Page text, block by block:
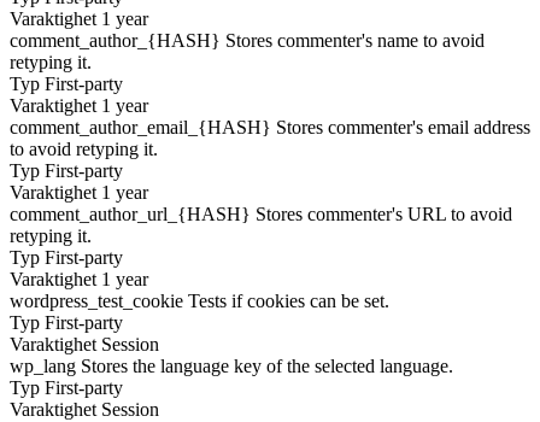
Varaktighet 1 year
comment_author_{HASH} Stores commenter's name to avoid
retyping it.
Typ First-party
Varaktighet 1 year
comment_author_email_{HASH} Stores commenter's email address
to avoid retyping it.
Typ First-party
Varaktighet 1 year
comment_author_url_{HASH} Stores commenter's URL to avoid
retyping it.
Typ First-party
Varaktighet 1 year
wordpress_test_cookie Tests if cookies can be set.
Typ First-party
Varaktighet Session
wp_lang Stores the language key of the selected language.
Typ First-party
Varaktighet Session